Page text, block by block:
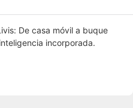
De casa móvil a buque
incorporada.